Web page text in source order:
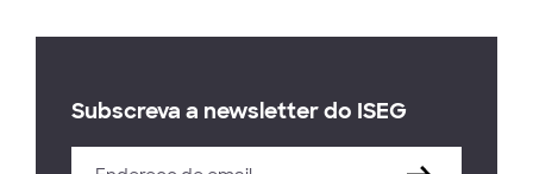
Subscreva a newsletter do ISEG